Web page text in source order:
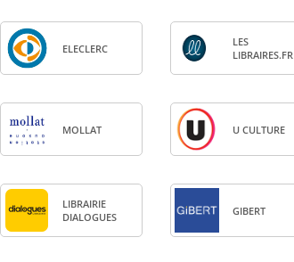
ELE­CLERC
LES
LIBRAIRES.FR
MOL­LAT U CULTURE
LIBRAI­RIE
DIA­LOGUES
GIBERT